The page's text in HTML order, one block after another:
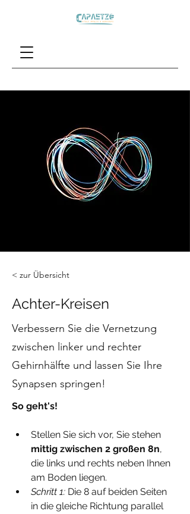
< zur Übersicht
Achter-Kreisen
Verbessern Sie die Vernetzung
zwischen linker und rechter
Gehirnhälfte und lassen Sie Ihre
Synapsen springen!
So geht's!
Stellen Sie sich vor, Sie stehen
mittig zwischen 2 großen 8n,
die links und rechts neben Ihnen
am Boden liegen.
Schritt 1: Die 8 auf beiden Seiten
in die gleiche Richtung parallel